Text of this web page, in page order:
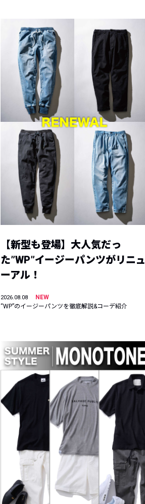
【新型も登場】大人気だっ
た”WP”イージーパンツがリニュ
ーアル！
2026.08.08
NEW
“WP”のイージーパンツを徹底解説&コーデ紹介